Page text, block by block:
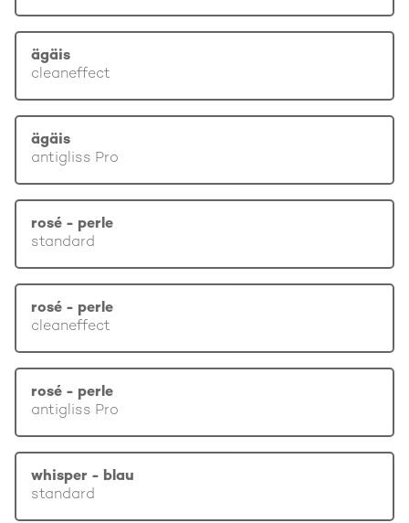
ägäis
cleaneffect
ägäis
antigliss Pro
rosé - perle
standard
rosé - perle
cleaneffect
rosé - perle
antigliss Pro
whisper - blau
standard